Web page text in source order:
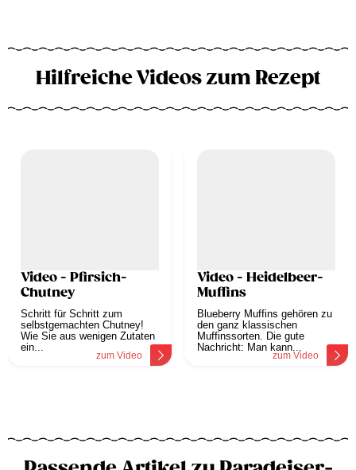
Hilfreiche Videos zum Rezept
Video - Pfirsich-
Chutney
Schritt für Schritt zum
selbstgemachten Chutney!
Wie Sie aus wenigen Zutaten
ein...
zum Video
Video - Heidelbeer-
Muffins
Blueberry Muffins gehören zu
den ganz klassischen
Muffinssorten. Die gute
Nachricht: Man kann...
zum Video